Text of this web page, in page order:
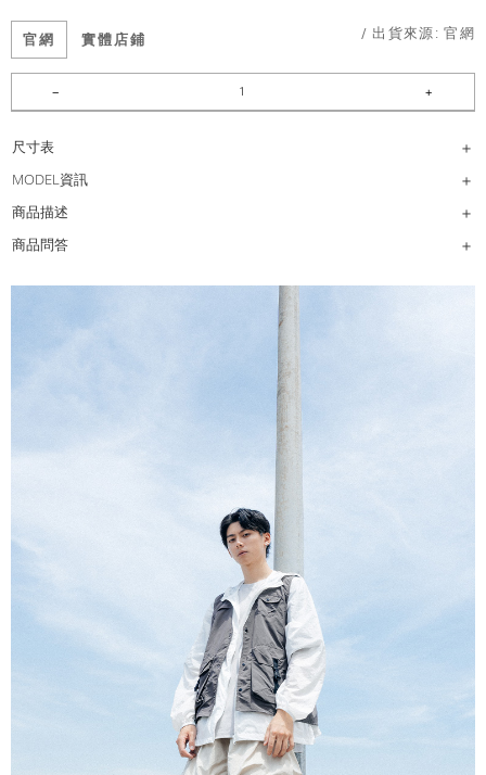
官網 實體店鋪 / 出貨來源:官網
尺寸表
MODEL資訊
商品描述
商品問答